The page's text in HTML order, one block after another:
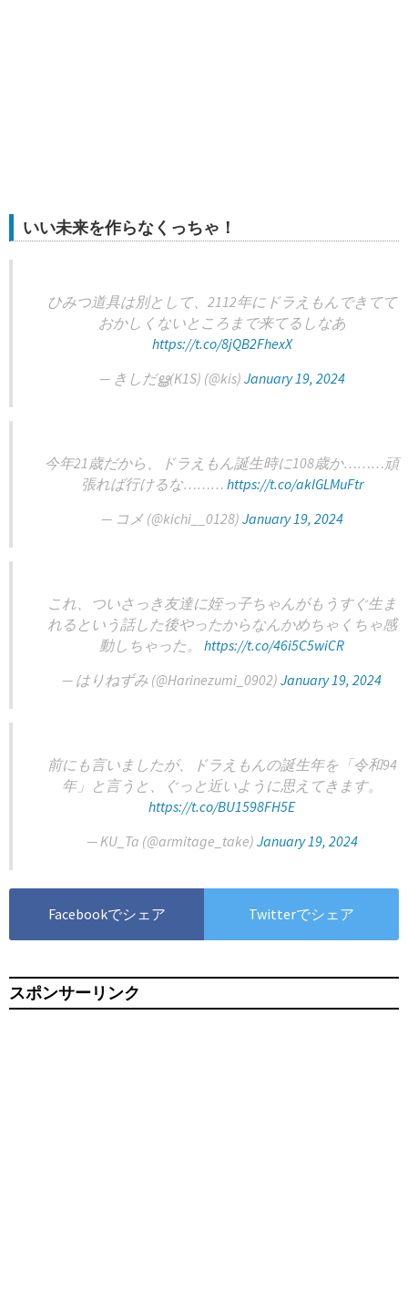
いい未来を作らなくっちゃ！
ひみつ道具は別として、2112年にドラえもんできてて
おかしくないところまで来てるしなあ
https://t.co/8jQB2FhexX
— きしだൠ(K1S) (@kis) January 19, 2024
今年21歳だから、ドラえもん誕生時に108歳か………頑
張れば行けるな……… https://t.co/aklGLMuFtr
— コメ (@kichi__0128) January 19, 2024
これ、ついさっき友達に姪っ子ちゃんがもうすぐ生ま
れるという話した後やったからなんかめちゃくちゃ感
動しちゃった。 https://t.co/46i5C5wiCR
— はりねずみ (@Harinezumi_0902) January 19, 2024
前にも言いましたが、ドラえもんの誕生年を「令和94
年」と言うと、ぐっと近いように思えてきます。
https://t.co/BU1598FH5E
— KU_Ta (@armitage_take) January 19, 2024
Facebookでシェア Twitterでシェア
スポンサーリンク